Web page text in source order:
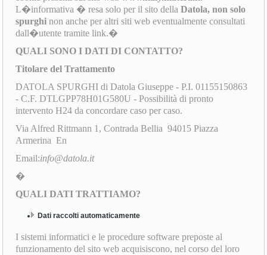
L�informativa � resa solo per il sito dellaDatola, non solo
spurghi non anche per altri siti web eventualmente consultati
dall�utente tramite link.�
QUALI SONO I DATI DI CONTATTO?
Titolare del Trattamento
DATOLA SPURGHI di Datola Giuseppe - P.I. 01155150863
- C.F. DTLGPP78H01G580U - Possibilità di pronto
intervento H24 da concordare caso per caso.
Via Alfred Rittmann 1, Contrada Bellia 94015 Piazza
Armerina En
Email:info@datola.it
�
QUALI DATI TRATTIAMO?
Dati raccolti automaticamente
I sistemi informatici e le procedure software preposte al
funzionamento del sito web acquisiscono, nel corso del loro